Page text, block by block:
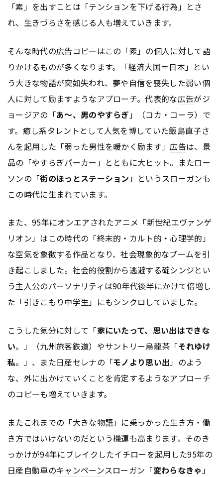
「素」を出すことは「テンションを下げる行為」とさ
れ、生きづらさを感じる人も増えていきます。
そんな時代の広告コピーはこの「素」の個人に対して語
りかけるものが多くなります。「経済大国＝日本」とい
う大きな物語が突如失われ、夢や自信を喪失した弱い個
人に対して励ますようなアプローチ。代表的な広告がジ
ョージアの「あ～、男のやすらぎ 」（コカ・コーラ）で
す。癒し系タレントとして人気を博していた飯島直子さ
んを起用した「弱った男性を暖かく励ます」 広告は、景
品の「やすらぎパーカー」とともに大ヒット。またロー
ソンの「街のほっとステーション 」というスローガンも
この時代に生まれています。
また、95年にオンエアされたアニメ「新世紀エヴァンゲ
リオン」はこの時代の「終末的・カルト的・心理学的」
な空気を象徴する作品となり、社会現象的なブームを引
き起こしました。社会的役割から逃避する碇シンジとい
う主人公のパーソナリティは90年代後半にかけて倍増し
た「引きこもり中学生」にもシンクロしていました。
こうした気分に対して「家にいたって、思い出はできな
い。」（九州旅客鉄道）やサントリー烏龍茶「それゆけ
私。」、また日産セレナの「モノより思い出」のよう
な、外に出かけていくことを肯定するようなアプローチ
のコピーも増えていきます。
またこれまでの「大きな物語」に乗っかった生き方・働
き方ではいけないのだという機運も高まります。そのき
っかけが94年にブレイクしたイチローを起用した95年の
日産自動車のキャンペーンスローガン「変わらなきゃ」